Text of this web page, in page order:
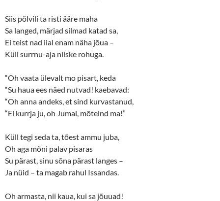
Siis põlvili ta risti ääre maha
Sa langed, märjad silmad katad sa,
Ei teist nad iial enam näha jõua –
Küll surrnu-aja niiske rohuga.
“Oh vaata ülevalt mo pisart, keda
“Su haua ees näed nutvad! kaebavad:
“Oh anna andeks, et sind kurvastanud,
“Ei kurrja ju, oh Jumal, mõtelnd ma!”
Küll tegi seda ta, tõest ammu juba,
Oh aga mõni palav pisaras
Su pärast, sinu sõna pärast langes –
Ja nüid ­– ta magab rahul Issandas.
Oh armasta, nii kaua, kui sa jõuuad!